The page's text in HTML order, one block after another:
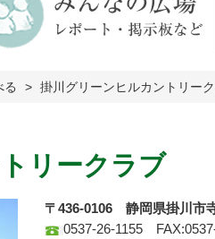
る 掛川グリーンヒルカントリー
リークラブ
〒436-0106 静岡県掛川市
0537-26-1155